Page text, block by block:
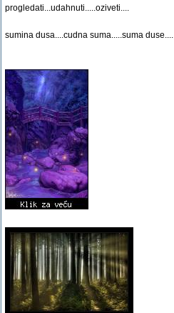
progledati...udahnuti.....oziveti....
sumina dusa....cudna suma.....suma duse....